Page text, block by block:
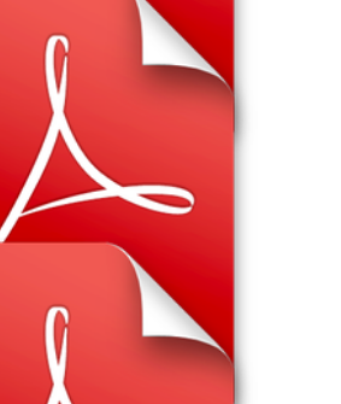
Ремезова 173 жд 5
Скачать